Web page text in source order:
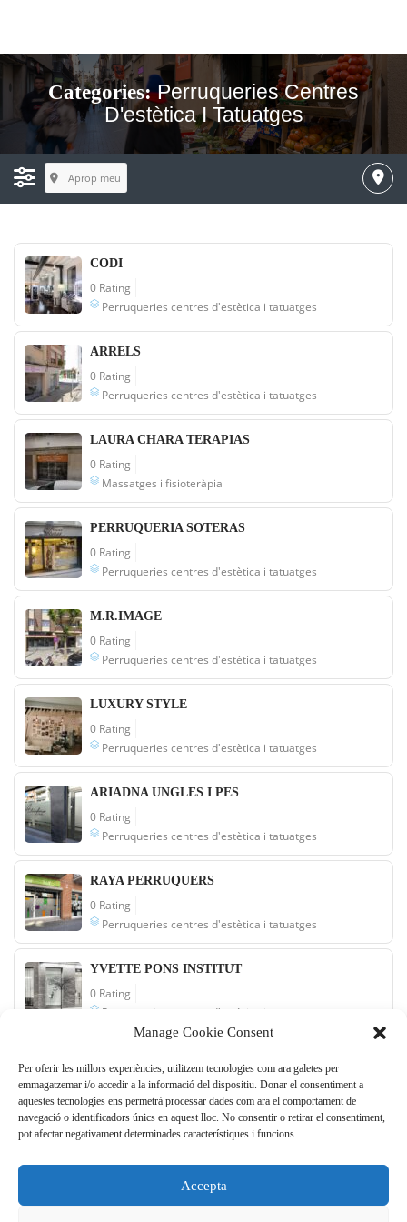
Manage Cookie Consent
Per oferir les millors experiències, utilitzem tecnologies com ara galetes per
emmagatzemar i/o accedir a la informació del dispositiu. Donar el consentiment a
aquestes tecnologies ens permetrà processar dades com ara el comportament de
navegació o identificadors únics en aquest lloc. No consentir o retirar el consentiment,
pot afectar negativament determinades característiques i funcions.
Accepta
Categories:Perruqueries Centres
D'estètica I Tatuatges
Aprop meu
CODI
0 Rating
Perruqueries centres d'estètica i tatuatges
ARRELS
0 Rating
Perruqueries centres d'estètica i tatuatges
LAURA CHARA TERAPIAS
0 Rating
Massatges i fisioteràpia
PERRUQUERIA SOTERAS
0 Rating
Perruqueries centres d'estètica i tatuatges
M.R.IMAGE
0 Rating
Perruqueries centres d'estètica i tatuatges
LUXURY STYLE
0 Rating
Perruqueries centres d'estètica i tatuatges
ARIADNA UNGLES I PES
0 Rating
Perruqueries centres d'estètica i tatuatges
RAYA PERRUQUERS
0 Rating
Perruqueries centres d'estètica i tatuatges
YVETTE PONS INSTITUT
0 Rating
Perruqueries centres d'estètica i tatuatges
0 Rating
Perruqueries centres d'estètica i tatuatges
1 2 3 4 5 ... 6 7
...